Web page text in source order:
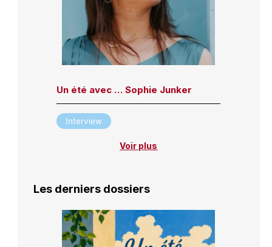
Un été avec … Sophie Junker
Interview
Voir plus
Les derniers dossiers